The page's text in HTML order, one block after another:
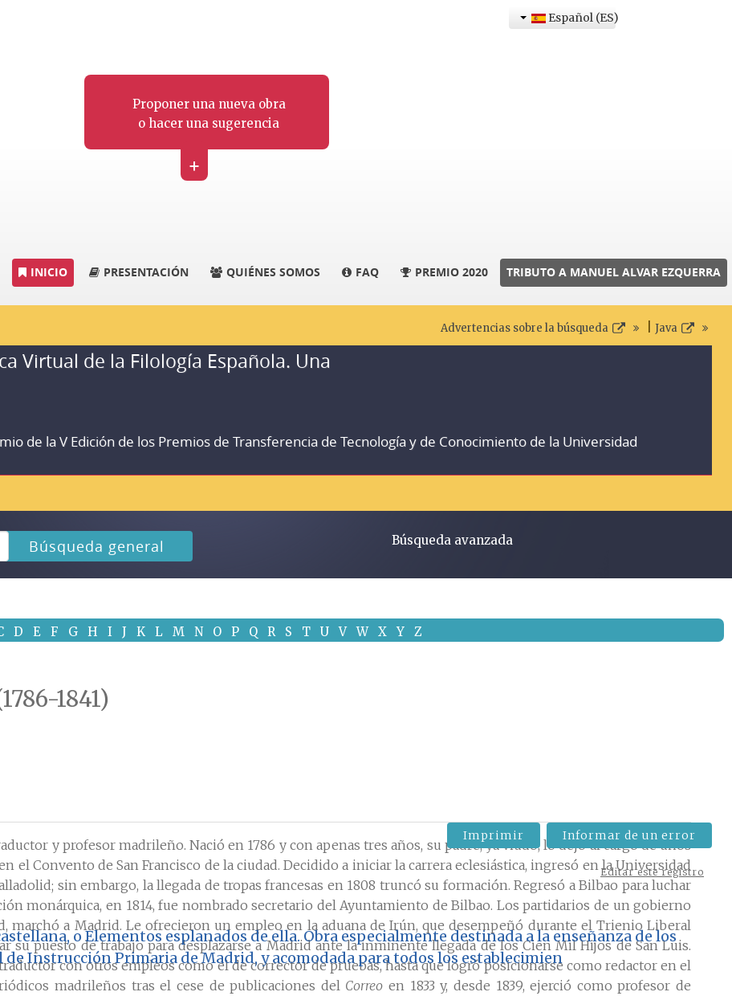
Proponer una nueva obra
o hacer una sugerencia
+
Español (ES)
INICIO PRESENTACIÓN QUIÉNES SOMOS FAQ PREMIO 2020 TRIBUTO A MANUEL ALVAR EZQUERRA
Advertencias sobre la búsqueda Java
Virtual de la Filología Española. Una
de la V Edición de los Premios de Transferencia de Tecnología y de Conocimiento de la Universidad
Búsqueda general Búsqueda avanzada
D E F G H I J K L M N O P Q R S T U V W X Y Z
1841)
y profesor madrileño. Nació en 1786 y con apenas tres años, su padre, ya viudo, lo dejó al cargo de unos
el Convento de San Francisco de la ciudad. Decidido a iniciar la carrera eclesiástica, ingresó en la Universidad
sin embargo, la llegada de tropas francesas en 1808 truncó su formación. Regresó a Bilbao para luchar
monárquica, en 1814, fue nombrado secretario del Ayuntamiento de Bilbao. Los partidarios de un gobierno
marchó a Madrid. Le ofrecieron un empleo en la aduana de Irún, que desempeñó durante el Trienio Liberal
su puesto de trabajo para desplazarse a Madrid ante la inminente llegada de los Cien Mil Hijos de San Luis.
con otros empleos como el de corrector de pruebas, hasta que logró posicionarse como redactor en el
madrileños tras el cese de publicaciones del Correo en 1833 y, desde 1839, ejerció como profesor de
Imprimir Informar de un error
Editar este registro
o Elementos esplanados de ella. Obra especialmente destinada a la enseñanza de los
Instrucción Primaria de Madrid, y acomodada para todos los establecimien